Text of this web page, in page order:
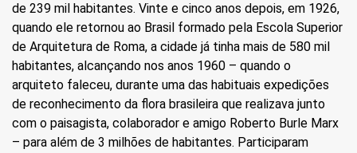
de 239 mil habitantes. Vinte e cinco anos depois, em 1926,
quando ele retornou ao Brasil formado pela Escola Superior
de Arquitetura de Roma, a cidade já tinha mais de 580 mil
habitantes, alcançando nos anos 1960 – quando o
arquiteto faleceu, durante uma das habituais expedições
de reconhecimento da flora brasileira que realizava junto
com o paisagista, colaborador e amigo Roberto Burle Marx
– para além de 3 milhões de habitantes. Participaram